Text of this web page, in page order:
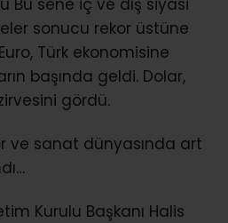
sonucu rekor üstüne
Türk ekonomisine
başında geldi. Dolar,
gördü.
ve sanat dünyasında art
Kurulu Başkanı Halis